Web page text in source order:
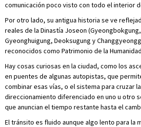
comunicación poco visto con todo el interior
Por otro lado, su antigua historia se ve
reales de la Dinastía Joseon
Gyeonghuigung, Deoksugung y
reconocidos como Patrimonio de la
Hay cosas curiosas en la ciudad, como los
en puentes de algunas autopistas, que
combinar esas vías, o el sistema para cruzar
direccionamiento diferenciado en uno u otro
que anuncian el tiempo restante hasta el
El tránsito es fluido aunque algo lento para la